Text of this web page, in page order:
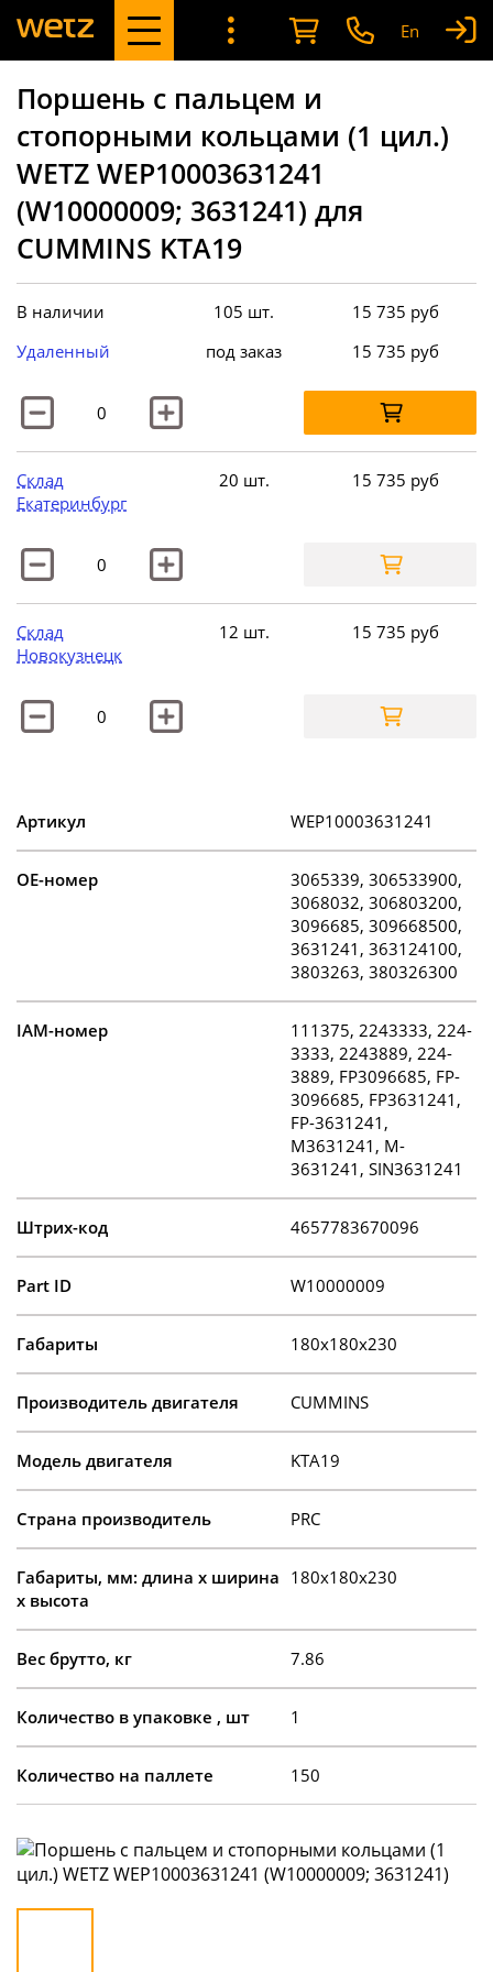
En
Поршень с пальцем и
стопорными кольцами (1 цил.)
WETZ WEP10003631241
(W10000009; 3631241) для
CUMMINS KTA19
В наличии 105 шт. 15 735 руб
Удаленный
под заказ 15 735 руб
Склад
Екатеринбург
20 шт. 15 735 руб
Склад
Новокузнецк
12 шт. 15 735 руб
Артикул WEP10003631241
OE-номер
3065339, 306533900,
3068032, 306803200,
3096685, 309668500,
3631241, 363124100,
3803263, 380326300
IAM-номер
111375, 2243333, 224-
3333, 2243889, 224-
3889, FP3096685, FP-
3096685, FP3631241,
FP-3631241,
M3631241, M-
3631241, SIN3631241
Штрих-код 4657783670096
Part ID W10000009
Габариты 180x180x230
Производитель двигателя CUMMINS
Модель двигателя KTA19
Страна производитель PRC
Габариты, мм: длина х ширина
х высота
180x180x230
Вес брутто, кг 7.86
Количество в упаковке , шт 1
Количество на паллете 150